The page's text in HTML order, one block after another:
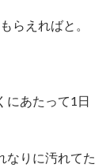
らえればと。
にあたって1日
なりに汚れてた